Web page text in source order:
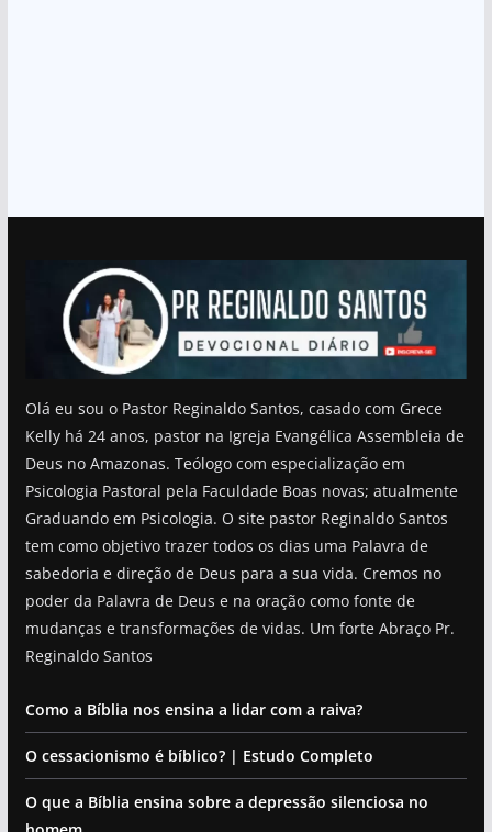
Olá eu sou o Pastor Reginaldo Santos, casado com Grece
Kelly há 24 anos, pastor na Igreja Evangélica Assembleia de
Deus no Amazonas. Teólogo com especialização em
Psicologia Pastoral pela Faculdade Boas novas; atualmente
Graduando em Psicologia. O site pastor Reginaldo Santos
tem como objetivo trazer todos os dias uma Palavra de
sabedoria e direção de Deus para a sua vida. Cremos no
poder da Palavra de Deus e na oração como fonte de
mudanças e transformações de vidas. Um forte Abraço Pr.
Reginaldo Santos
Como a Bíblia nos ensina a lidar com a raiva?
O cessacionismo é bíblico? | Estudo Completo
O que a Bíblia ensina sobre a depressão silenciosa no